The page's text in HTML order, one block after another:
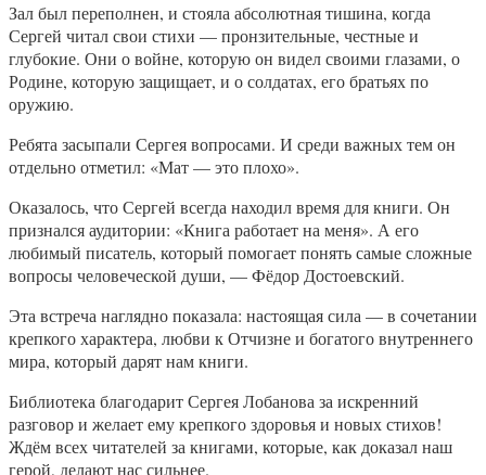
Зал был переполнен, и стояла абсолютная тишина, когда
Сергей читал свои стихи — пронзительные, честные и
глубокие. Они о войне, которую он видел своими глазами, о
Родине, которую защищает, и о солдатах, его братьях по
оружию.
Ребята засыпали Сергея вопросами. И среди важных тем он
отдельно отметил: «Мат — это плохо».
Оказалось, что Сергей всегда находил время для книги. Он
признался аудитории: «Книга работает на меня». А его
любимый писатель, который помогает понять самые сложные
вопросы человеческой души, — Фёдор Достоевский.
Эта встреча наглядно показала: настоящая сила — в сочетании
крепкого характера, любви к Отчизне и богатого внутреннего
мира, который дарят нам книги.
Библиотека благодарит Сергея Лобанова за искренний
разговор и желает ему крепкого здоровья и новых стихов!
Ждём всех читателей за книгами, которые, как доказал наш
герой, делают нас сильнее.